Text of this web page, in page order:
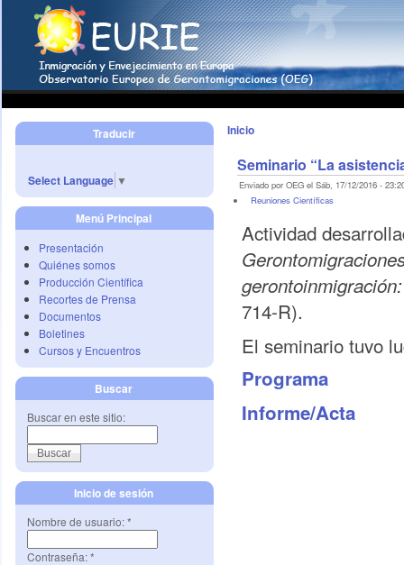
Traducir
Select Language ▼
Menú Principal
Presentación
Quiénes somos
Producción Científica
Recortes de Prensa
Documentos
Boletines
Cursos y Encuentros
Buscar
Buscar en este sitio:
Inicio de sesión
Nombre de usuario:*
Contraseña:*
Inicio
Seminario “La
Enviado por OEG el Sáb, 17/12/2016 -
Reuniones Científicas
Actividad
714-R).
El seminario tuvo
Programa
Informe/Acta